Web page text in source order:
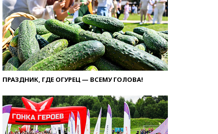
ПРАЗДНИК, ГДЕ ОГУРЕЦ — ВСЕМУ ГОЛОВА!